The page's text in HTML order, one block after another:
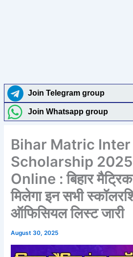
Join Telegram group
Join Whatsapp group
Bihar Matric Inter
Scholarship
Online : बिहार
मिलेगा इन सभी
ऑफिसियल लिस्ट जारी
August 30, 2025